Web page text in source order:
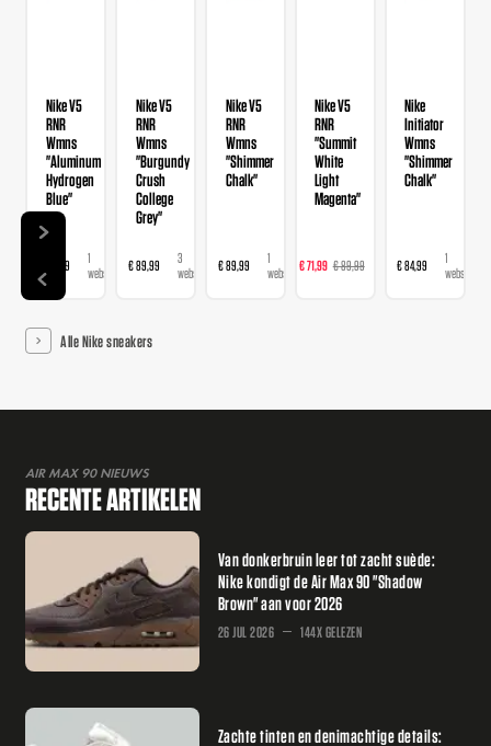
Nike V5
RNR
Wmns
"Aluminum
Hydrogen
Blue"
€ 89,99
1
webshop
Nike V5
RNR
Wmns
"Burgundy
Crush
College
Grey"
€ 89,99
3
webshops
Nike V5
RNR
Wmns
"Shimmer
Chalk"
€ 89,99
1
webshop
Nike V5
RNR
"Summit
White
Light
Magenta"
€ 71,99 € 89,99
webshops
Nike
Initiator
Wmns
"Shimmer
Chalk"
€ 84,99
1
webshop
Alle Nike sneakers
AIR MAX 90 NIEUWS
RECENTE ARTIKELEN
Van donkerbruin leer tot zacht suède:
Nike kondigt de Air Max 90 "Shadow
Brown" aan voor 2026
26 JUL 2026 144X GELEZEN
Zachte tinten en denimachtige details: